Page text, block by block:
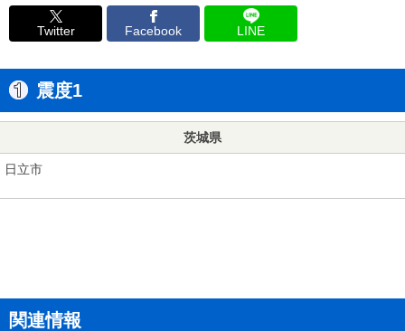
Twitter Facebook LINE
震度1
茨城県
日立市
関連情報